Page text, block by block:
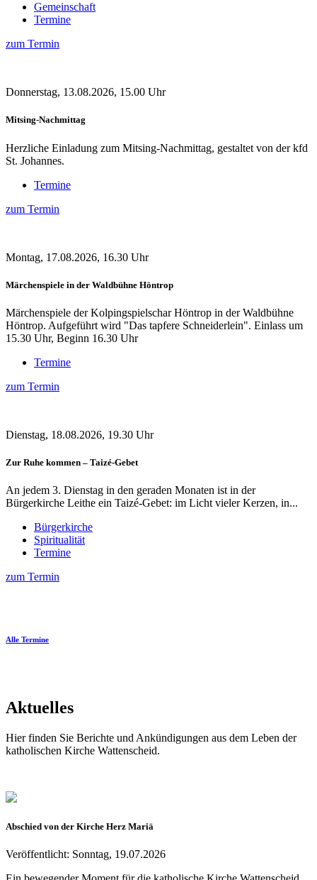
Gemeinschaft
Termine
zum Termin
Donnerstag, 13.08.2026, 15.00 Uhr
Mitsing-Nachmittag
Herzliche Einladung zum Mitsing-Nachmittag, gestaltet von der kfd
St. Johannes.
Termine
zum Termin
Montag, 17.08.2026, 16.30 Uhr
Märchenspiele in der Waldbühne Höntrop
Märchenspiele der Kolpingspielschar Höntrop in der Waldbühne
Höntrop. Aufgeführt wird "Das tapfere Schneiderlein". Einlass um
15.30 Uhr, Beginn 16.30 Uhr
Termine
zum Termin
Dienstag, 18.08.2026, 19.30 Uhr
Zur Ruhe kommen – Taizé-Gebet
An jedem 3. Dienstag in den geraden Monaten ist in der
Bürgerkirche Leithe ein Taizé-Gebet: im Licht vieler Kerzen, in...
Bürgerkirche
Spiritualität
Termine
zum Termin
Alle Termine
Aktuelles
Hier finden Sie Berichte und Ankündigungen aus dem Leben der
katholischen Kirche Wattenscheid.
Abschied von der Kirche Herz Mariä
Veröffentlicht: Sonntag, 19.07.2026